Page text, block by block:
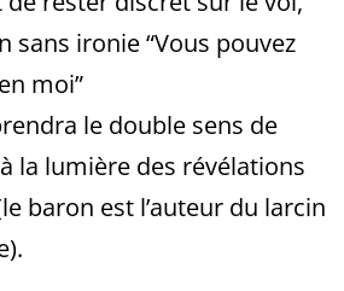
sans ironie “Vous pouvez
moi”
le double sens de
la lumière des révélations
baron est l’auteur du larcin